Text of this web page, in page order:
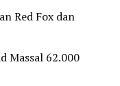
Red Fox dan
Massal 62.000